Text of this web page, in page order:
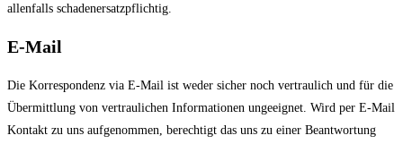
allenfalls schadenersatzpflichtig.
E-Mail
Die Korrespondenz via E-Mail ist weder sicher noch vertraulich und für die
Übermittlung von vertraulichen Informationen ungeeignet. Wird per E-Mail
Kontakt zu uns aufgenommen, berechtigt das uns zu einer Beantwortung